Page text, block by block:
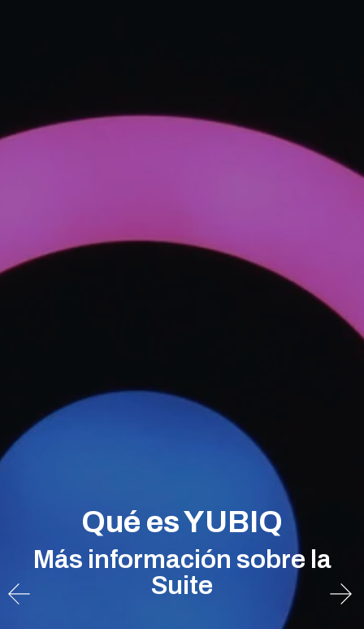
Qué es YUBIQ
Más información sobre la
Suite